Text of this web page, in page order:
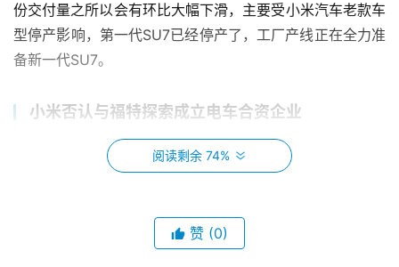
份交付量之所以会有环比大幅下滑，主要受小米汽车老款车
型停产影响，第一代SU7已经停产了，工厂产线正在全力准
备新一代SU7。
小米否认与福特探索成立电车合资企业
知情人士报道称，福特汽车(F.N)曾与小米就合作事宜
举行谈判，探讨在美国成立合资企业制造电动汽车。对此小
报道是虚假的。小米目前未在美国销售其产品和服务。
阅读剩余 74%
赞 (0)